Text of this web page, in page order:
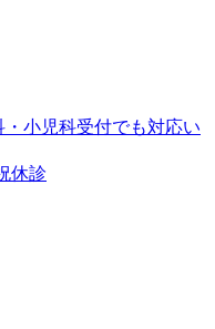
小児科受付でも対応い
休診